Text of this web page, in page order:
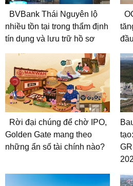
BVBank Thái Nguyên lộ
nhiều tồn tại trong thẩm định
tín dụng và lưu trữ hồ sơ
Rời đại chúng để chờ IPO,
Golden Gate mang theo
những ẩn số tài chính nào?